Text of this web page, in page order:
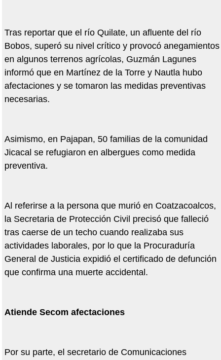
Tras reportar que el río Quilate, un afluente del río
Bobos, superó su nivel crítico y provocó anegamientos
en algunos terrenos agrícolas, Guzmán Lagunes
informó que en Martínez de la Torre y Nautla hubo
afectaciones y se tomaron las medidas preventivas
necesarias.
Asimismo, en Pajapan, 50 familias de la comunidad
Jicacal se refugiaron en albergues como medida
preventiva.
Al referirse a la persona que murió en Coatzacoalcos,
la Secretaria de Protección Civil precisó que falleció
tras caerse de un techo cuando realizaba sus
actividades laborales, por lo que la Procuraduría
General de Justicia expidió el certificado de defunción
que confirma una muerte accidental.
Atiende Secom afectaciones
Por su parte, el secretario de Comunicaciones